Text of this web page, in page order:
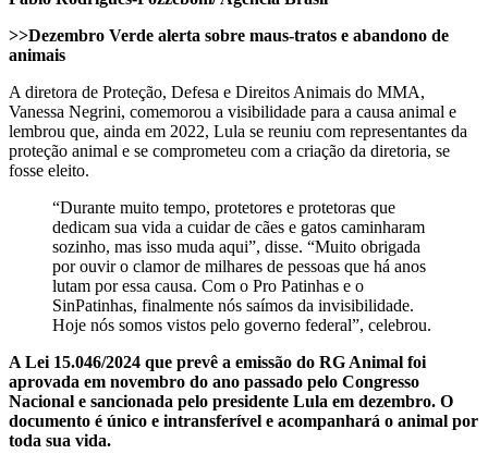
>>Dezembro Verde alerta sobre maus-tratos e abandono de
animais
A diretora de Proteção, Defesa e Direitos Animais do MMA,
Vanessa Negrini, comemorou a visibilidade para a causa animal e
lembrou que, ainda em 2022, Lula se reuniu com representantes da
proteção animal e se comprometeu com a criação da diretoria, se
fosse eleito.
“Durante muito tempo, protetores e protetoras que
dedicam sua vida a cuidar de cães e gatos caminharam
sozinho, mas isso muda aqui”, disse. “Muito obrigada
por ouvir o clamor de milhares de pessoas que há anos
lutam por essa causa. Com o Pro Patinhas e o
SinPatinhas, finalmente nós saímos da invisibilidade.
Hoje nós somos vistos pelo governo federal”, celebrou.
A Lei 15.046/2024 que prevê a emissão do RG Animal foi
aprovada em novembro do ano passado pelo Congresso
Nacional e sancionada pelo presidente Lula em dezembro. O
documento é único e intransferível e acompanhará o animal por
toda sua vida.